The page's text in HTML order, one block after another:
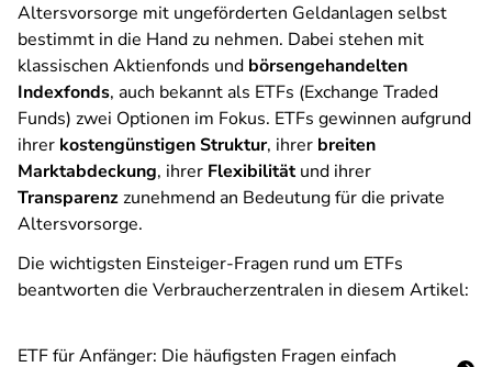
Altersvorsorge mit ungeförderten Geldanlagen selbst
bestimmt in die Hand zu nehmen. Dabei stehen mit
klassischen Aktienfonds und börsengehandelten
Indexfonds, auch bekannt als ETFs (Exchange Traded
Funds) zwei Optionen im Fokus. ETFs gewinnen aufgrund
ihrer kostengünstigen Struktur, ihrer breiten
Marktabdeckung, ihrer Flexibilitätund ihrer
Transparenzzunehmend an Bedeutung für die private
Altersvorsorge.
Die wichtigsten Einsteiger-Fragen rund um ETFs
beantworten die Verbraucherzentralen in diesem Artikel:
ETF für Anfänger: Die häufigsten Fragen einfach